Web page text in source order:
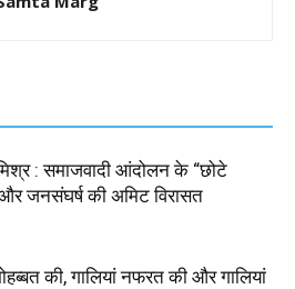
: समाजवादी आंदोलन के “छोटे
और जनसंघर्ष की अमिट विरासत
की, गालियां नफरत की और गालियां